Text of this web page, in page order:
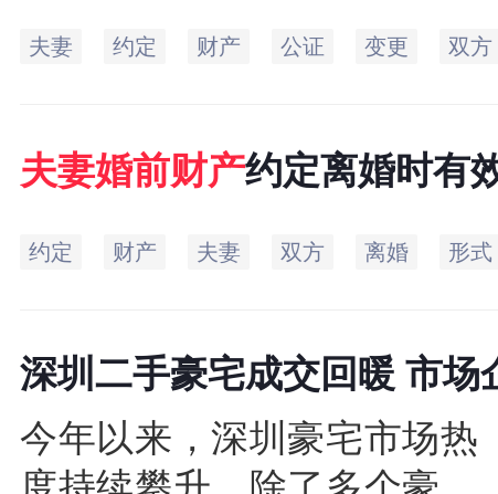
夫妻 约定 财产 公证 变更 双方
夫妻婚前财产约定离婚时有
约定 财产 夫妻 双方 离婚 形式
深圳二手豪宅成交回暖 市场
实
今年以来，深圳豪宅市场热